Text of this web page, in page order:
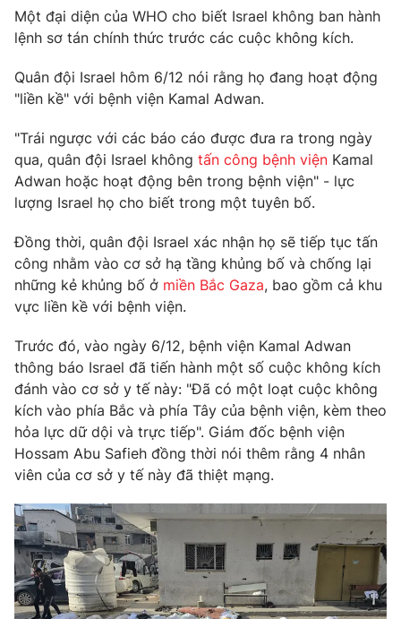
Câu chuyện quốc tế
Thị trường
Góc doanh nghiệp
Dữ liệu và đời sống
Phim VTV
Hậu trường
Nhân vật
Khán giả
Giải sao mai
Điện ảnh
Âm nhạc
Đời sống
Du lịch
Làm đẹp
Chất lượng cuộc sống
Tuyển sinh
Học trực tuyến
Công nghệ
Hitech Công nghệ tương lai
Sản phẩm
Thị trường
Tư vấn
Lịch phát sóng
Chuyên mục khác
Emagazine Podcast
Photo Infographic
Video Shorts video
Một đại diện của WHO cho biết Israel không ban hành
lệnh sơ tán chính thức trước các cuộc không kích.
Quân đội Israel hôm 6/12 nói rằng họ đang hoạt động
"liền kề" với bệnh viện Kamal Adwan.
"Trái ngược với các báo cáo được đưa ra trong ngày
qua, quân đội Israel không tấn công bệnh viện Kamal
Adwan hoặc hoạt động bên trong bệnh viện" - lực
lượng Israel họ cho biết trong một tuyên bố.
Đồng thời, quân đội Israel xác nhận họ sẽ tiếp tục tấn
công nhằm vào cơ sở hạ tầng khủng bố và chống lại
những kẻ khủng bố ở miền Bắc Gaza, bao gồm cả khu
vực liền kề với bệnh viện.
Trước đó, vào ngày 6/12, bệnh viện Kamal Adwan
thông báo Israel đã tiến hành một số cuộc không kích
đánh vào cơ sở y tế này: "Đã có một loạt cuộc không
kích vào phía Bắc và phía Tây của bệnh viện, kèm theo
hỏa lực dữ dội và trực tiếp". Giám đốc bệnh viện
Hossam Abu Safieh đồng thời nói thêm rằng 4 nhân
viên của cơ sở y tế này đã thiệt mạng.